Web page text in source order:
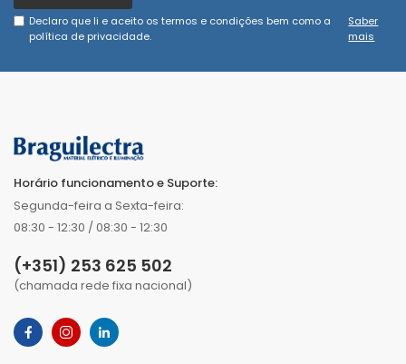
Declaro que li e aceito os termos e condições bem como a
política de privacidade.
Saber
mais
Horário funcionamento e Suporte:
Segunda-feira a Sexta-feira:
08:30 - 12:30 / 08:30 - 12:30
(+351) 253 625 502
(chamada rede fixa nacional)